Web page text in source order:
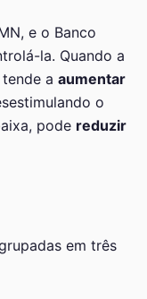
e o Banco
la. Quando a
a aumentar
o
pode reduzir
em três